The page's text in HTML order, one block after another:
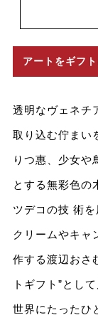
アートをギフ
透明なヴェネチ
取り込む佇まい
りつ惠、少女や
とする無彩色の
ツデコの技 術
クリームやキャ
作する渡辺おさ
トギフト”とし
世界にたったひ